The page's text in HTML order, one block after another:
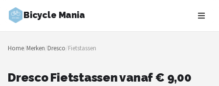
Bicycle Mania
Zoeken
NAVIGATIE
Home/Merken/Dresco/Fietstassen
Dresco Fietstassen vanaf € 9,00